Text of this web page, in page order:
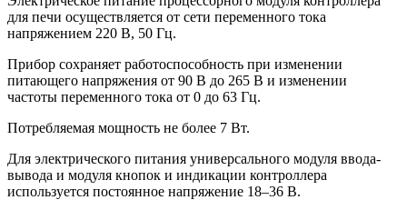
для печи осуществляется от сети переменного тока
напряжением 220 В, 50 Гц.
Прибор сохраняет работоспособность при изменении
питающего напряжения от 90 В до 265 В и изменении
частоты переменного тока от 0 до 63 Гц.
Потребляемая мощность не более 7 Вт.
Для электрического питания универсального модуля ввода-
вывода и модуля кнопок и индикации контроллера
используется постоянное напряжение 18–36 В.